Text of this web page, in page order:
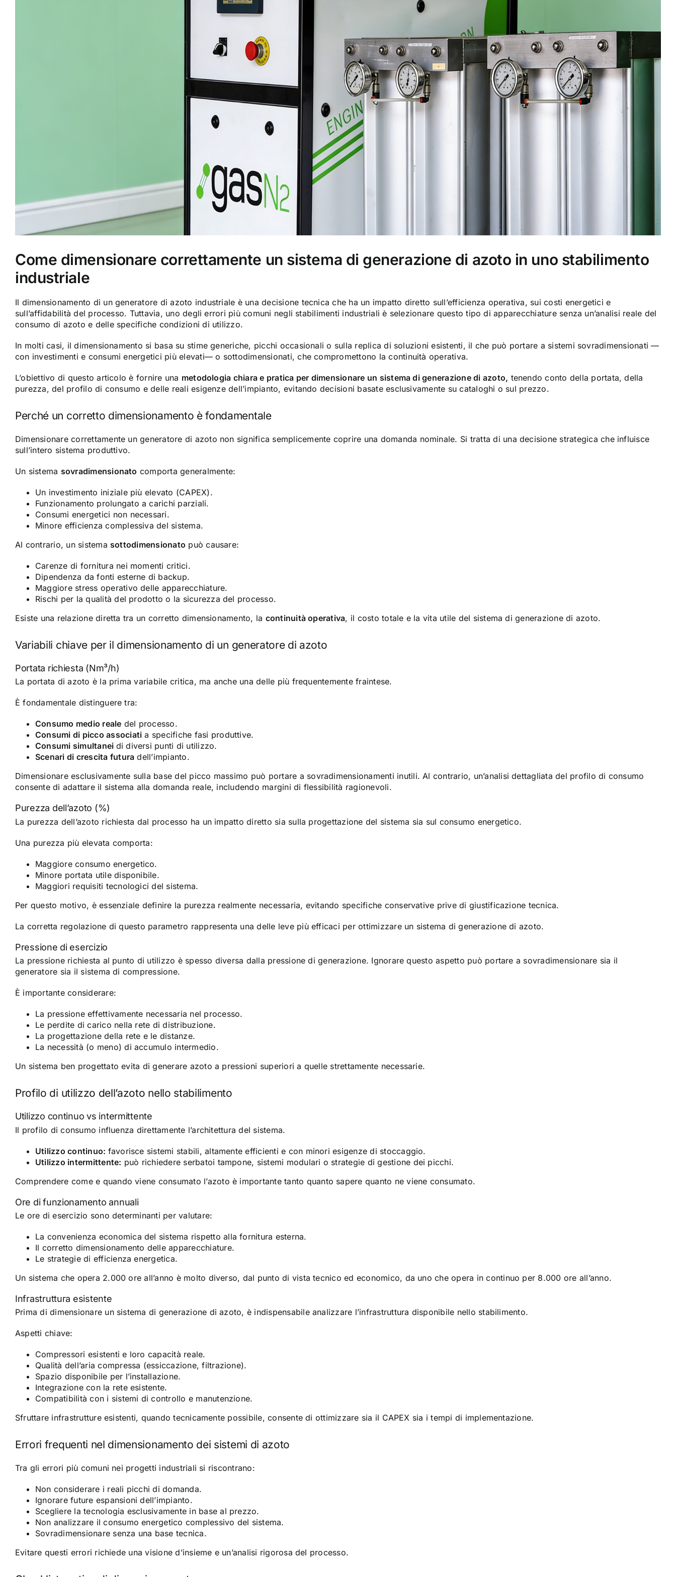
Come dimensionare correttamente un sistema di generazione di azoto in uno stabilimento
industriale
Il dimensionamento di un generatore di azoto industriale è una decisione tecnica che ha un impatto diretto sull’efficienza operativa, sui costi energetici e
sull’affidabilità del processo. Tuttavia, uno degli errori più comuni negli stabilimenti industriali è selezionare questo tipo di apparecchiature senza un’analisi reale del
consumo di azoto e delle specifiche condizioni di utilizzo.
In molti casi, il dimensionamento si basa su stime generiche, picchi occasionali o sulla replica di soluzioni esistenti, il che può portare a sistemi sovradimensionati —
con investimenti e consumi energetici più elevati— o sottodimensionati, che compromettono la continuità operativa.
L’obiettivo di questo articolo è fornire una metodologia chiara e pratica per dimensionare un sistema di generazione di azoto, tenendo conto della portata, della
purezza, del profilo di consumo e delle reali esigenze dell’impianto, evitando decisioni basate esclusivamente su cataloghi o sul prezzo.
Perché un corretto dimensionamento è fondamentale
Dimensionare correttamente ungeneratore di azoto non significa semplicemente coprire una domanda nominale. Si tratta di una decisione strategica che influisce
sull’intero sistema produttivo.
Un sistema sovradimensionato comporta generalmente:
Un investimento iniziale più elevato (CAPEX).
Funzionamento prolungato a carichi parziali.
Consumi energetici non necessari.
Minore efficienza complessiva del sistema.
Al contrario, un sistema sottodimensionato può causare:
Carenze di fornitura nei momenti critici.
Dipendenza da fonti esterne di backup.
Maggiore stress operativo delle apparecchiature.
Rischi per la qualità del prodotto o la sicurezza del processo.
Esiste una relazione diretta tra un corretto dimensionamento, la continuità operativa, il costo totale e la vita utile del sistema di generazione di azoto.
Variabili chiave per il dimensionamento di un generatore di azoto
Portata richiesta (Nm³/h)
La portata di azoto è la prima variabile critica, ma anche una delle più frequentemente fraintese.
È fondamentale distinguere tra:
Consumo medio reale del processo.
Consumi di picco associati a specifiche fasi produttive.
Consumi simultanei di diversi punti di utilizzo.
Scenari di crescita futura dell’impianto.
Dimensionare esclusivamente sulla base del picco massimo può portare a sovradimensionamenti inutili. Al contrario, un’analisi dettagliata del profilo di consumo
consente di adattare il sistema alla domanda reale, includendo margini di flessibilità ragionevoli.
Purezza dell’azoto (%)
La purezza dell’azoto richiesta dal processo ha un impatto diretto sia sulla progettazione del sistema sia sul consumo energetico.
Una purezza più elevata comporta:
Maggiore consumo energetico.
Minore portata utile disponibile.
Maggiori requisiti tecnologici del sistema.
Per questo motivo, è essenziale definire la purezza realmente necessaria, evitando specifiche conservative prive di giustificazione tecnica.
La corretta regolazione di questo parametro rappresenta una delle leve più efficaci per ottimizzare un sistema di generazione di azoto.
Pressione di esercizio
La pressione richiesta al punto di utilizzo è spesso diversa dalla pressione di generazione. Ignorare questo aspetto può portare a sovradimensionare sia il
generatore sia il sistema di compressione.
È importante considerare:
La pressione effettivamente necessaria nel processo.
Le perdite di carico nella rete di distribuzione.
La progettazione della rete e le distanze.
La necessità (o meno) di accumulo intermedio.
Un sistema ben progettato evita di generare azoto a pressioni superiori a quelle strettamente necessarie.
Profilo di utilizzo dell’azoto nello stabilimento
Utilizzo continuo vs intermittente
Il profilo di consumo influenza direttamente l’architettura del sistema.
Utilizzo continuo: favorisce sistemi stabili, altamente efficienti e con minori esigenze di stoccaggio.
Utilizzo intermittente: può richiedere serbatoi tampone, sistemi modulari o strategie di gestione dei picchi.
Comprendere come e quando viene consumato l’azoto è importante tanto quanto sapere quanto ne viene consumato.
Ore di funzionamento annuali
Le ore di esercizio sono determinanti per valutare:
La convenienza economica del sistema rispetto alla fornitura esterna.
Il corretto dimensionamento delle apparecchiature.
Le strategie di efficienza energetica.
Un sistema che opera 2.000 ore all’anno è molto diverso, dal punto di vista tecnico ed economico, da uno che opera in continuo per 8.000 ore all’anno.
Infrastruttura esistente
Prima di dimensionare un sistema di generazione di azoto, è indispensabile analizzare l’infrastruttura disponibile nello stabilimento.
Aspetti chiave:
Compressori esistenti e loro capacità reale.
Qualità dell’aria compressa (essiccazione, filtrazione).
Spazio disponibile per l’installazione.
Integrazione con la rete esistente.
Compatibilità con i sistemi di controllo e manutenzione.
Sfruttare infrastrutture esistenti, quando tecnicamente possibile, consente di ottimizzare sia il CAPEX sia i tempi di implementazione.
Errori frequenti nel dimensionamento dei sistemi di azoto
Tra gli errori più comuni nei progetti industriali si riscontrano:
Non considerare i reali picchi di domanda.
Ignorare future espansioni dell’impianto.
Scegliere la tecnologia esclusivamente in base al prezzo.
Non analizzare il consumo energetico complessivo del sistema.
Sovradimensionare senza una base tecnica.
Evitare questi errori richiede una visione d’insieme e un’analisi rigorosa del processo.